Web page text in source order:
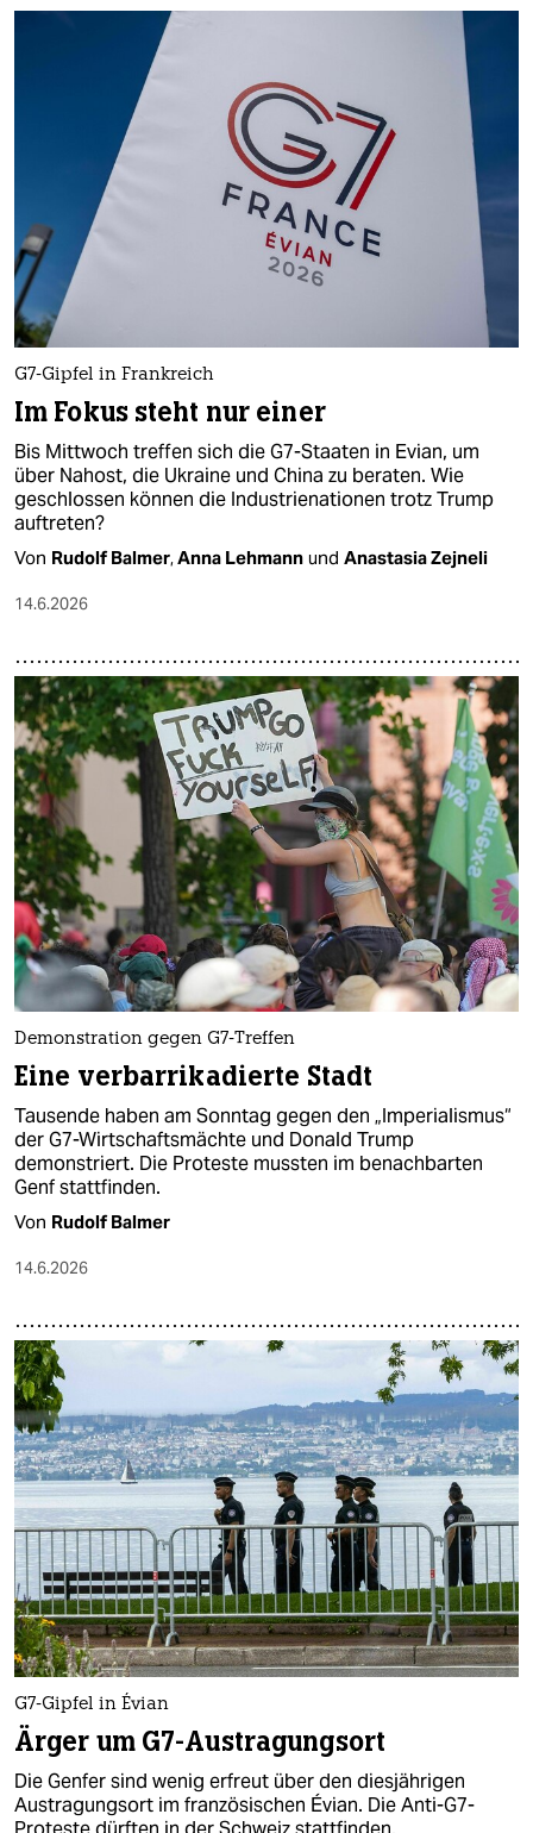
G7-Gipfel in Frankreich
Im Fokus steht nur einer
Bis Mittwoch treffen sich die G7-Staaten in Evian, um
über Nahost, die Ukraine und China zu beraten. Wie
geschlossen können die Industrienationen trotz Trump
auftreten?
Von Rudolf Balmer,Anna Lehmann und Anastasia Zejneli
14.6.2026
Demonstration gegen G7-Treffen
Eine verbarrikadierte Stadt
Tausende haben am Sonntag gegen den „Imperialismus“
der G7-Wirtschaftsmächte und Donald Trump
demonstriert. Die Proteste mussten im benachbarten
Genf stattfinden.
Von Rudolf Balmer
14.6.2026
G7-Gipfel in Évian
Ärger um G7-Austragungsort
Die Genfer sind wenig erfreut über den diesjährigen
Austragungsort im französischen Évian. Die Anti-G7-